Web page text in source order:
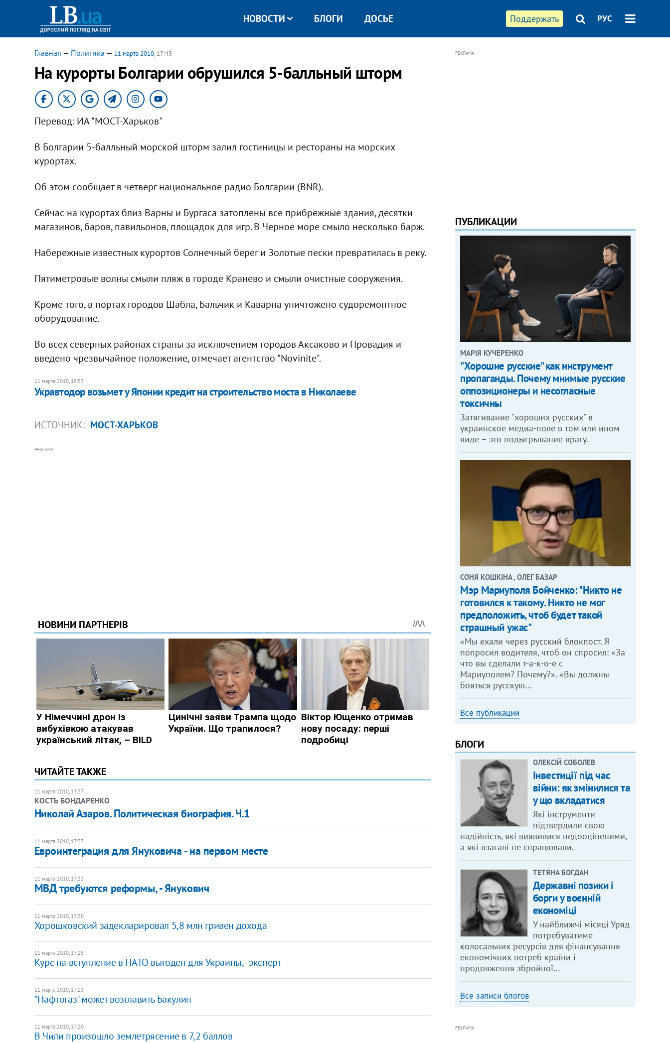
Поддержать РУС
НОВОСТИ БЛОГИ ДОСЬЕ
Главная — Политика — 11 марта 2010, 17:43
На курорты Болгарии обрушился 5-балльный шторм
Перевод: ИА "МОСТ-Харьков"
В Болгарии 5-балльный морской шторм залил гостиницы и рестораны на морских
курортах.
Об этом сообщает в четверг национальное радио Болгарии (BNR).
Сейчас на курортах близ Варны и Бургаса затоплены все прибрежные здания, десятки
магазинов, баров, павильонов, площадок для игр. В Черное море смыло несколько барж.
Набережные известных курортов Солнечный берег и Золотые пески превратилась в реку.
Пятиметровые волны смыли пляж в городе Кранево и смыли очистные сооружения.
Кроме того, в портах городов Шабла, Бальчик и Каварна уничтожено судоремонтное
оборудование.
Во всех северных районах страны за исключением городов Аксаково и Провадия и
введено чрезвычайное положение, отмечает агентство "Novinite".
11 марта 2010, 18:53
Укравтодор возьмет у Японии кредит на строительство моста в Николаеве
ИСТОЧНИК: МОСТ-ХАРЬКОВ
РЕКЛАМА
ЧИТАЙТЕ ТАКЖЕ
11 марта 2010, 17:37
КОСТЬ БОНДАРЕНКО
Николай Азаров. Политическая биография. Ч.1
11 марта 2010, 17:37
Евроинтеграция для Януковича - на первом месте
11 марта 2010, 17:33
МВД требуются реформы, - Янукович
11 марта 2010, 17:30
Хорошковский задекларировал 5,8 млн гривен дохода
11 марта 2010, 17:25
Курс на вступление в НАТО выгоден для Украины, - эксперт
11 марта 2010, 17:23
"Нафтогаз" может возглавить Бакулин
11 марта 2010, 17:20
В Чили произошло землетрясение в 7,2 баллов
РЕКЛАМА
ПУБЛИКАЦИИ
МАРІЯ КУЧЕРЕНКО
"Хорошие русские" как инструмент
пропаганды. Почему мнимые русские
оппозиционеры и несогласные
токсичны
Затягивание "хороших русских" в
украинское медиа-поле в том или ином
виде – это подыгрывание врагу.
СОНЯ КОШКІНА , ОЛЕГ БАЗАР
Мэр Мариуполя Бойченко: "Никто не
готовился к такому. Никто не мог
предположить, чтоб будет такой
страшный ужас"
«Мы ехали через русский блокпост. Я
попросил водителя, чтоб он спросил: «За
что вы сделали т-а-к-о-е с
Мариуполем? Почему?». «Вы должны
бояться русскую…
Все публикации
БЛОГИ
ОЛЕКСІЙ СОБОЛЕВ
Інвестиції під час
війни: як змінилися та
у що вкладатися
Які інструменти
підтвердили свою
надійність, які виявилися недооціненими,
а які взагалі не спрацювали.
ТЕТЯНА БОГДАН
Державні позики і
борги у воєнній
економіці
У найближчі місяці Уряд
потребуватиме
колосальних ресурсів для фінансування
економічних потреб країни і
продовження збройної…
Все записи блогов
РЕКЛАМА